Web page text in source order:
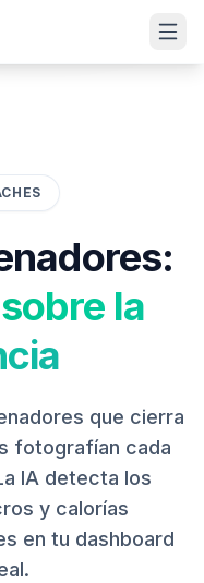
la
que cierra
fotografían cada
IA detecta los
y calorías
en tu dashboard